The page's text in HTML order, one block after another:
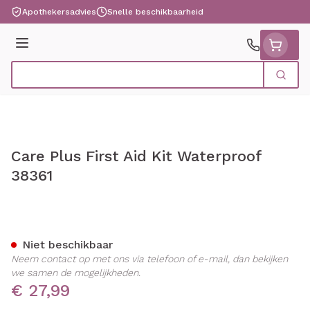
Ga naar de inhoud
Apothekersadvies Snelle beschikbaarheid
Menu
Zoek
Care Plus First Aid Kit Waterproof
38361
€ 27,99
Niet beschikbaar
Neem contact op met ons via telefoon of e-mail, dan bekijken
we samen de mogelijkheden.